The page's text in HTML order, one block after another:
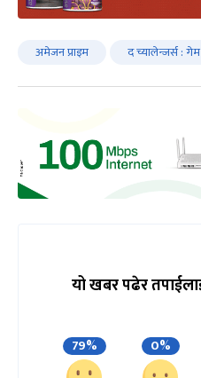
अमेजन प्राइम द च्यालेन्जर्स :
यो खबर पढेर
79% 0%